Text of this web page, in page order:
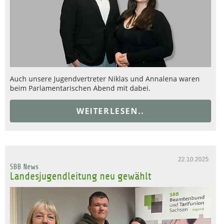
Auch unsere Jugendvertreter Niklas und Annalena waren
beim Parlamentarischen Abend mit dabei.
WEITERLESEN..
22.10.2025
SBB News
Landesjugendleitung neu gewählt